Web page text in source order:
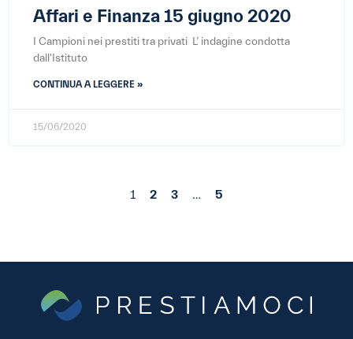
Affari e Finanza 15 giugno 2020
I Campioni nei prestiti tra privati L’ indagine condotta
dall'Istituto
CONTINUA A LEGGERE »
15/06/2020
1 2 3 … 5